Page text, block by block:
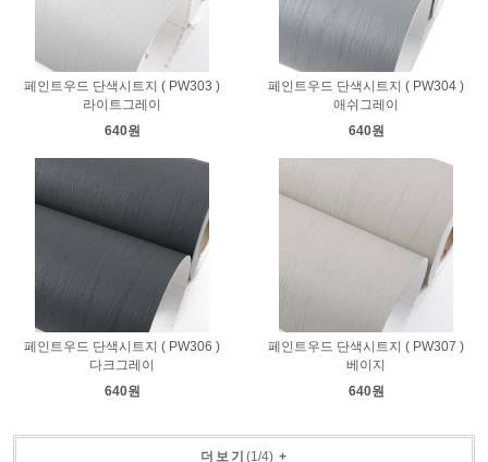
페인트우드 단색시트지 ( PW303 )
라이트그레이
640원
페인트우드 단색시트지 ( PW304 )
애쉬그레이
640원
페인트우드 단색시트지 ( PW306 )
다크그레이
640원
페인트우드 단색시트지 ( PW307 )
베이지
640원
더보기 (1/4)+